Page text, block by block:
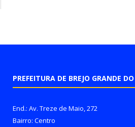
PREFEITURA DE BREJO GRANDE
End.: Av. Treze de Maio, 272
Bairro: Centro